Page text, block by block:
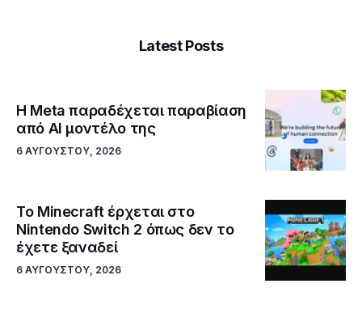
Latest Posts
Η Meta παραδέχεται παραβίαση
από AI μοντέλο της
6 ΑΥΓΟΎΣΤΟΥ, 2026
Το Minecraft έρχεται στο
Nintendo Switch 2 όπως δεν το
έχετε ξαναδεί
6 ΑΥΓΟΎΣΤΟΥ, 2026